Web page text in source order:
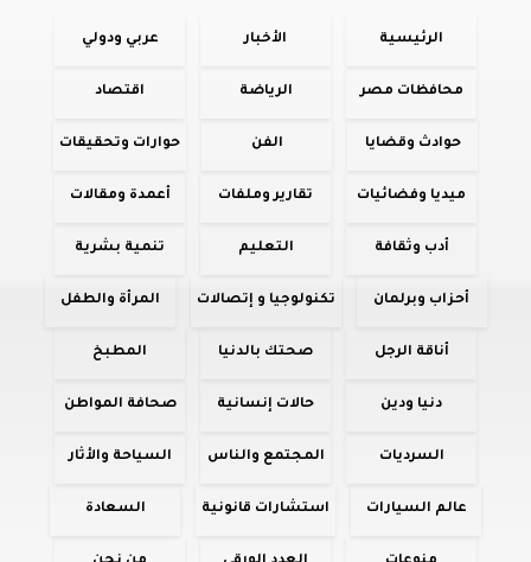
الرئيسية الأخبار عربي ودولي
محافظات مصر الرياضة اقتصاد
حوادث وقضايا الفن حوارات وتحقيقات
ميديا وفضائيات تقارير وملفات أعمدة ومقالات
أدب وثقافة التعليم تنمية بشرية
أحزاب وبرلمان تكنولوجيا و إتصالات المرأة والطفل
أناقة الرجل صحتك بالدنيا المطبخ
دنيا ودين حالات إنسانية صحافة المواطن
السرديات المجتمع والناس السياحة والأثار
عالم السيارات استشارات قانونية السعادة